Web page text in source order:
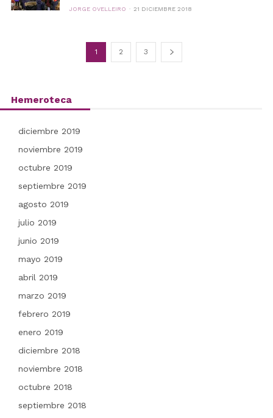
JORGE OVELLEIRO 21 DICIEMBRE 2018
1 2 3
Hemeroteca
diciembre 2019
noviembre 2019
octubre 2019
septiembre 2019
agosto 2019
julio 2019
junio 2019
mayo 2019
abril 2019
marzo 2019
febrero 2019
enero 2019
diciembre 2018
noviembre 2018
octubre 2018
septiembre 2018